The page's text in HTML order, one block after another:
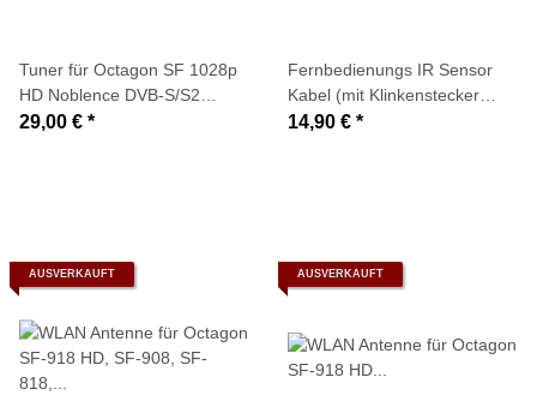
Tuner für Octagon SF 1028p
HD Noblence DVB-S/S2
HDTV (Erweiterung SAT
29,00 € *
Fernbedienungs IR Sensor
Kabel (mit Klinkenstecker
2.5mm 4-fach)
14,90 € *
AUSVERKAUFT AUSVERKAUFT